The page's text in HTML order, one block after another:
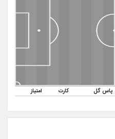
پاس گل کارت امتیاز